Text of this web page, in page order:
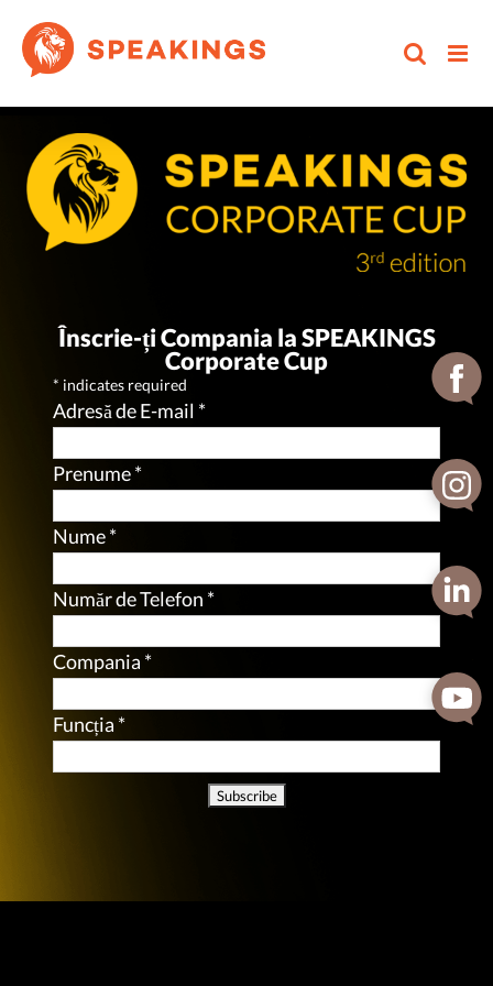
content
Înscrie-ți Compania la SPEAKINGS
Corporate Cup
* indicates required
Adresă de E-mail *
Prenume*
Nume*
Număr de Telefon *
Compania *
Funcția *